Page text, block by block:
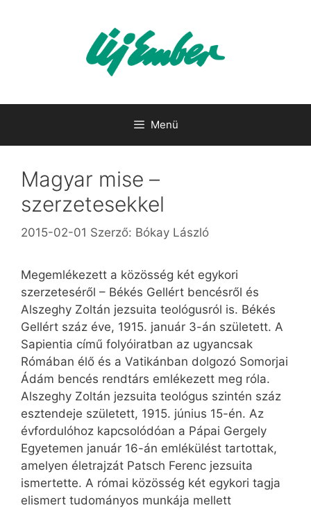
Menü
Magyar mise –
szerzetesekkel
2015-02-01 Szerző: Bókay László
Megemlékezett a közösség két egykori
szerzeteséről – Békés Gellért bencésről és
Alszeghy Zoltán jezsuita teológusról is. Békés
Gellért száz éve, 1915. január 3-án született. A
Sapientia című folyóiratban az ugyancsak
Rómában élő és a Vatikánban dolgozó Somorjai
Ádám bencés rendtárs emlékezett meg róla.
Alszeghy Zoltán jezsuita teológus szintén száz
esztendeje született, 1915. június 15-én. Az
évfordulóhoz kapcsolódóan a Pápai Gergely
Egyetemen január 16-án emlékülést tartottak,
amelyen életrajzát Patsch Ferenc jezsuita
ismertette. A római közösség két egykori tagja
elismert tudományos munkája mellett